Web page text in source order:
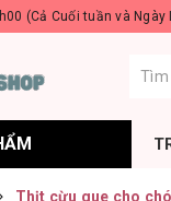
(Cả Cuối tuần và Ngày
Thịt cừu que cho